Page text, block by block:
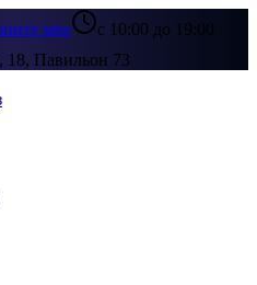
мне
с 10:00 до 19:00
18, Павильон 73